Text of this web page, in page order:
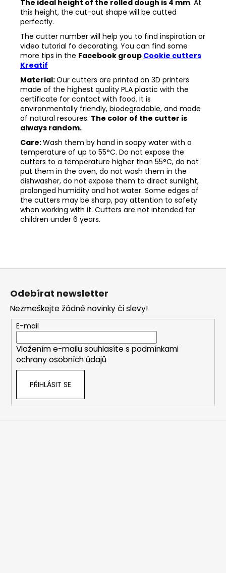
The ideal height of the rolled dough is 4 mm. At
this height, the cut-out shape will be cutted
perfectly.
The cutter number will help you to find inspiration or
video tutorial fo decorating. You can find some
more tips in the Facebook group Cookie cutters
Kreatif
Material:Our cutters are printed on 3D printers
made of the highest quality PLA plastic with the
certificate for contact with food. It is
environmentally friendly, biodegradable, and made
of natural resoures. The color of the cutter is
always random.
Care:Wash them by hand in soapy water with a
temperature of up to 55°C. Do not expose the
cutters to a temperature higher than 55°C, do not
put them in the oven, do not wash them in the
dishwasher, do not expose them to direct sunlight,
prolonged humidity and hot water. Some edges of
the cutters may be sharp, pay attention to safety
when working with it. Cutters are not intended for
children under 6 years.
Z
Odebírat newsletter
Nezmeškejte žádné novinky či slevy!
E-mail
Vložením e-mailu souhlasíte s podmínkami
ochrany osobních údajů
PŘIHLÁSIT SE